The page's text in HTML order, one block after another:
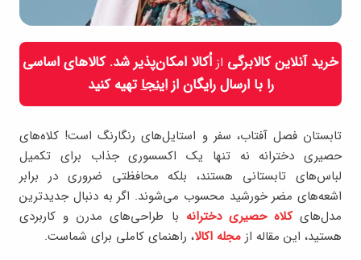
خرید آنلاین کالابرگی از اُکالا امکان‌پذیر شد. کالاهای اساسی
را با ارسال رایگان ازاینجاتهیه کنید
تابستان فصل آفتاب، سفر و استایل‌های رنگارنگ است! کلاه‌های
حصیری دخترانه نه‌ تنها یک اکسسوری جذاب برای تکمیل
لباس‌های تابستانی هستند، بلکه محافظتی ضروری در برابر
اشعه‌های مضر خورشید محسوب می‌شوند. اگر به دنبال جدیدترین
مدل‌هایکلاه حصیری دخترانه با طراحی‌های مدرن و کاربردی
هستید، این مقاله از مجله اکالا، راهنمای کاملی برای شماست.